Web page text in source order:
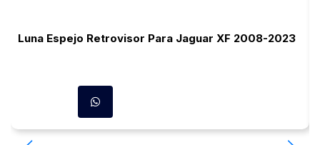
Luna Espejo Retrovisor Para Jaguar XF 2008-2023